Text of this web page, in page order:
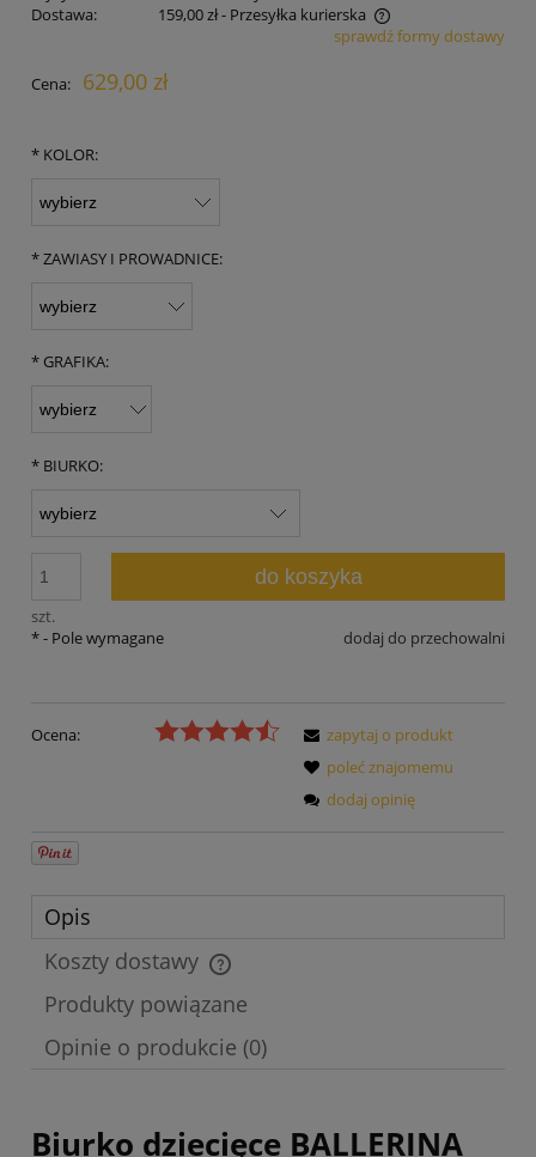
Dostawa:
159,00 zł- Przesyłka kurierska
Cena nie zawiera ewentualnych kosztów płatnościsprawdź formy dostawy
Cena: 629,00 zł
* KOLOR:
*ZAWIASY I PROWADNICE:
* GRAFIKA:
* BIURKO:
szt.
do koszyka
dodaj do przechowalni
*- Pole wymagane
Ocena:
zapytaj o produkt
poleć znajomemu
dodaj opinię
Opis
Koszty dostawy
Cena nie zawiera ewentualnych kosztów płatności
Produkty powiązane
Opinie o produkcie (0)
Biurko dziecięce BALLERINA